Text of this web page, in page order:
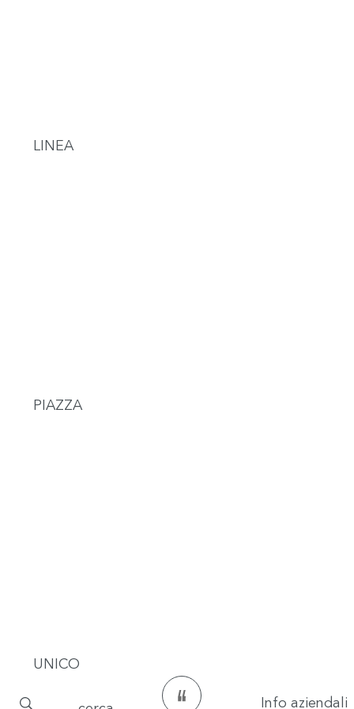
LINEA
PIAZZA
UNICO
Info aziendali